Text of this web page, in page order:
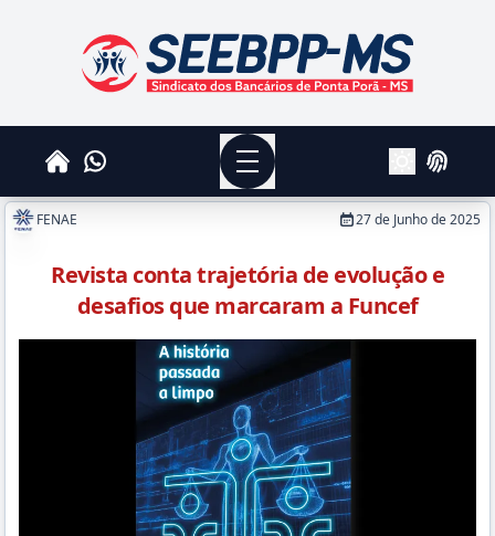
SEEBPPMS - Sindicato dos Bancários de Ponta
HomeWhatsapp
Menu
AlterarLogin
FENAE 27 de Junho de 2025
Revista conta trajetória de evolução e
desafios que marcaram a Funcef